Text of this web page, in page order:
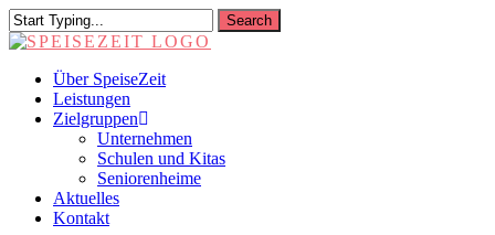
Skip
to
content
Search
Close
Menu
Über SpeiseZeit
Leistungen
Zielgruppen
Unternehmen
Schulen und Kitas
Seniorenheime
Aktuelles
Kontakt